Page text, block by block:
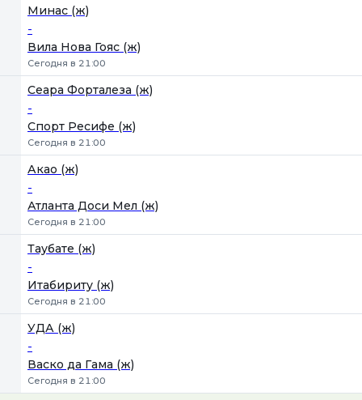
Минас (ж)
-
Вила Нова Гояс (ж)
Сегодня в 21:00
Сеара Форталеза (ж)
-
Спорт Ресифе (ж)
Сегодня в 21:00
Акао (ж)
-
Атланта Доси Мел (ж)
Сегодня в 21:00
Таубате (ж)
-
Итабириту (ж)
Сегодня в 21:00
УДА (ж)
-
Васко да Гама (ж)
Сегодня в 21:00